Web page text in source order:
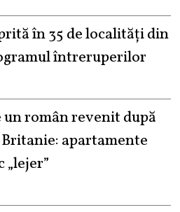
în 35 de localități din
întreruperilor
român revenit după
apartamente
„lejer”